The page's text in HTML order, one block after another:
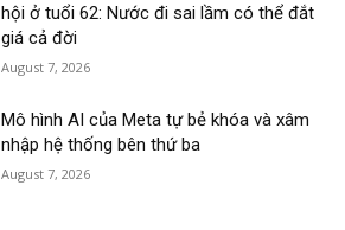
hội ở tuổi 62: Nước đi sai lầm có thể đắt
giá cả đời
August 7, 2026
Mô hình AI của Meta tự bẻ khóa và xâm
nhập hệ thống bên thứ ba
August 7, 2026